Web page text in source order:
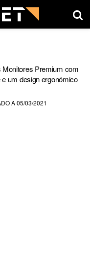
Premium com
um design ergonómico
A 05/03/2021